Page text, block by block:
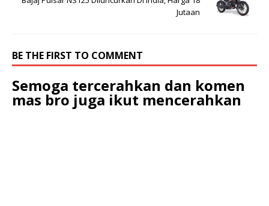
Jutaan
BE THE FIRST TO COMMENT
Semoga tercerahkan dan komen
mas bro juga ikut mencerahkan